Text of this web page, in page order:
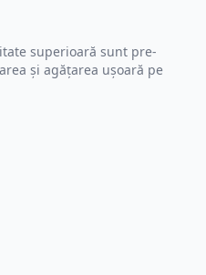
superioară sunt pre-
și agățarea ușoară pe